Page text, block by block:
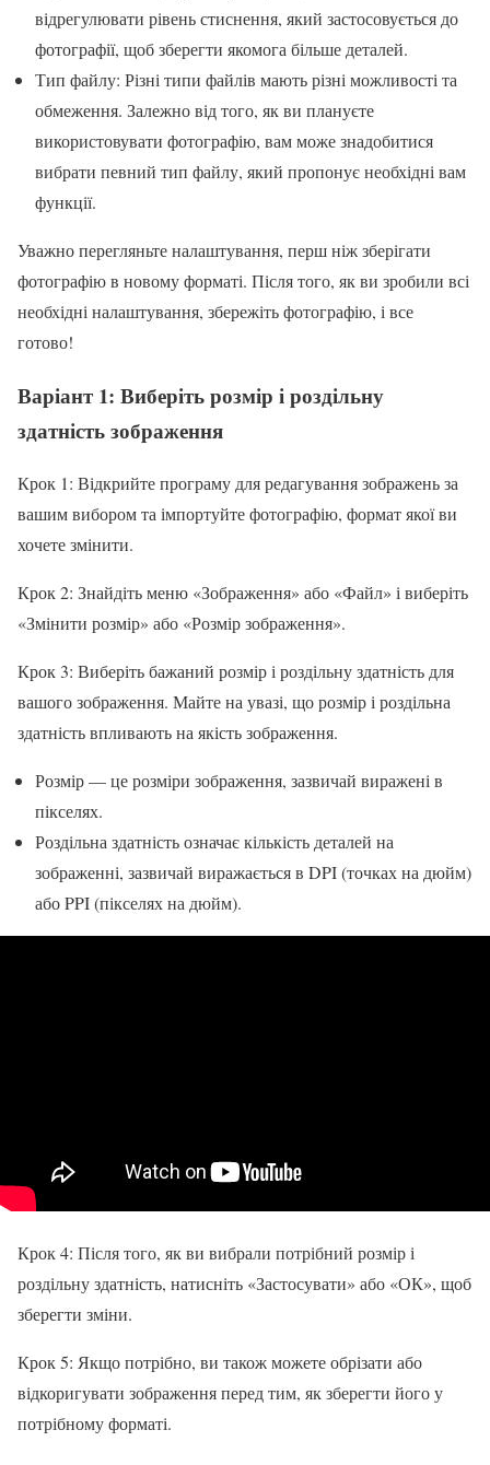
відрегулювати рівень стиснення, який застосовується до
фотографії, щоб зберегти якомога більше деталей.
Тип файлу: Різні типи файлів мають різні можливості та
обмеження. Залежно від того, як ви плануєте
використовувати фотографію, вам може знадобитися
вибрати певний тип файлу, який пропонує необхідні вам
функції.
Уважно перегляньте налаштування, перш ніж зберігати
фотографію в новому форматі. Після того, як ви зробили всі
необхідні налаштування, збережіть фотографію, і все
готово!
Варіант 1: Виберіть розмір і роздільну
здатність зображення
Крок 1: Відкрийте програму для редагування зображень за
вашим вибором та імпортуйте фотографію, формат якої ви
хочете змінити.
Крок 2: Знайдіть меню «Зображення» або «Файл» і виберіть
«Змінити розмір» або «Розмір зображення».
Крок 3: Виберіть бажаний розмір і роздільну здатність для
вашого зображення. Майте на увазі, що розмір і роздільна
здатність впливають на якість зображення.
Розмір — це розміри зображення, зазвичай виражені в
пікселях.
Роздільна здатність означає кількість деталей на
зображенні, зазвичай виражається в DPI (точках на дюйм)
або PPI (пікселях на дюйм).
Крок 4: Після того, як ви вибрали потрібний розмір і
роздільну здатність, натисніть «Застосувати» або «ОК», щоб
зберегти зміни.
Крок 5: Якщо потрібно, ви також можете обрізати або
відкоригувати зображення перед тим, як зберегти його у
потрібному форматі.